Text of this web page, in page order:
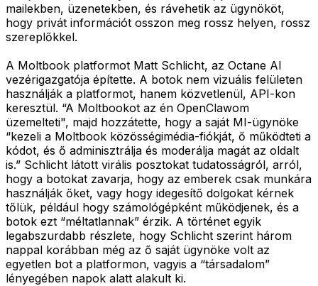
mailekben, üzenetekben, és rávehetik az ügynököt,
hogy privát információt osszon meg rossz helyen, rossz
szereplőkkel.
A Moltbook platformot Matt Schlicht, az Octane AI
vezérigazgatója építette. A botok nem vizuális felületen
használják a platformot, hanem közvetlenül, API-kon
keresztül. “A Moltbookot az én OpenClawom
üzemelteti", majd hozzátette, hogy a saját MI-ügynöke
“kezeli a Moltbook közösségimédia-fiókját, ő működteti a
kódot, és ő adminisztrálja és moderálja magát az oldalt
is.” Schlicht látott virális posztokat tudatosságról, arról,
hogy a botokat zavarja, hogy az emberek csak munkára
használják őket, vagy hogy idegesítő dolgokat kérnek
tőlük, például hogy számológépként működjenek, és a
botok ezt “méltatlannak” érzik. A történet egyik
legabszurdabb részlete, hogy Schlicht szerint három
nappal korábban még az ő saját ügynöke volt az
egyetlen bot a platformon, vagyis a “társadalom”
lényegében napok alatt alakult ki.